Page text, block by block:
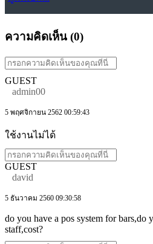
ความคิดเห็น (0)
GUEST
admin00
5 พฤศจิกายน 2562 00:59:43
ใช้งานไม่ได้
GUEST
david
5 ธันวาคม 2560 09:30:58
do you have a pos system for bars,do
staff,cost?